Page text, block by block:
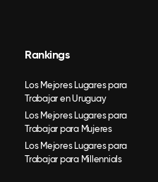
Rankings
Los Mejores Lugares para
Trabajar en Uruguay
Los Mejores Lugares para
Trabajar para Mujeres
Los Mejores Lugares para
Trabajar para Millennials